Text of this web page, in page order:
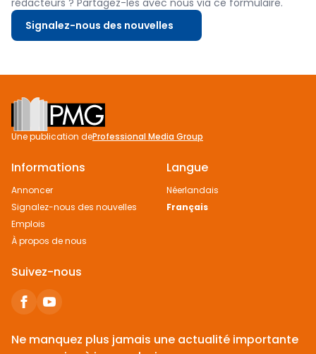
Signalez-nous des nouvelles
Footer
Une publication deProfessional Media Group
Informations
Annoncer
Signalez-nous des nouvelles
Emplois
À propos de nous
Langue
Néerlandais
Français
Suivez-nous
Ne manquez plus jamais une actualité importante